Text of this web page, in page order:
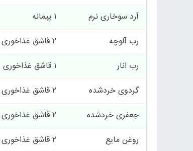
آرد سوخاری نرم
۱ پیمانه
رب آلوچه
۲ قاشق غذاخوری
رب انار
۱ قاشق غذاخوری
گردوی خردشده
۲ قاشق غذاخوری
جعفری خردشده
۲ قاشق غذاخوری
روغن مایع
۲ قاشق غذاخوری